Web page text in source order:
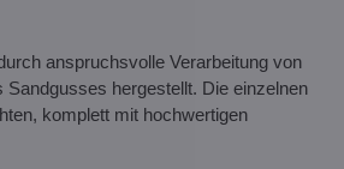
anspruchsvolle Verarbeitung von
hergestellt. Die einzelnen
komplett mit hochwertigen